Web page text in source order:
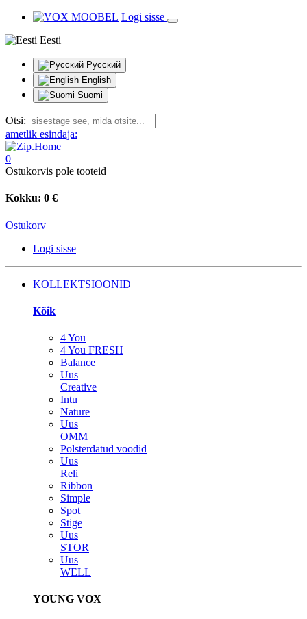
Logi sisse
Eesti
Русский
English
Suomi
Otsi:
ametlik esindaja:
0
Ostukorvis pole tooteid
Kokku: 0 €
Ostukorv
Logi sisse
KOLLEKTSIOONID
Kõik
4 You
4 You FRESH
Balance
Uus
Creative
Intu
Nature
Uus
OMM
Polsterdatud voodid
Uus
Reli
Ribbon
Simple
Spot
Stige
Uus
STOR
Uus
WELL
YOUNG VOX